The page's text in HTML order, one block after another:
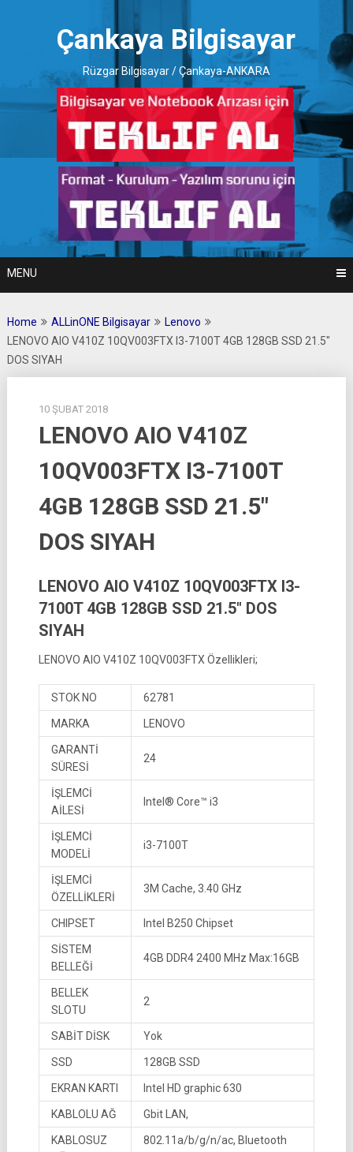
Çankaya Bilgisayar
Rüzgar Bilgisayar / Çankaya-ANKARA
MENU
Home ALLinONE Bilgisayar
Lenovo
LENOVO AIO V410Z 10QV003FTX I3-7100T 4GB 128GB SSD 21.5″
DOS SIYAH
10 ŞUBAT 2018
LENOVO AIO V410Z
10QV003FTX I3-7100T
4GB 128GB SSD 21.5″
DOS SIYAH
LENOVO AIO V410Z 10QV003FTX I3-
7100T 4GB 128GB SSD 21.5″ DOS
SIYAH
LENOVO AIO V410Z 10QV003FTX Özellikleri;
STOK NO 62781
MARKA LENOVO
GARANTİ
SÜRESİ
24
İŞLEMCİ
AİLESİ
Intel® Core™ i3
İŞLEMCİ
MODELİ
i3-7100T
İŞLEMCİ
ÖZELLİKLERİ
3M Cache, 3.40 GHz
CHIPSET Intel B250 Chipset
SİSTEM
BELLEĞİ
4GB DDR4 2400 MHz Max:16GB
BELLEK
SLOTU
2
SABİT DİSK Yok
SSD 128GB SSD
EKRAN KARTI Intel HD graphic 630
KABLOLU AĞ Gbit LAN,
KABLOSUZ
802.11a/b/g/n/ac, Bluetooth